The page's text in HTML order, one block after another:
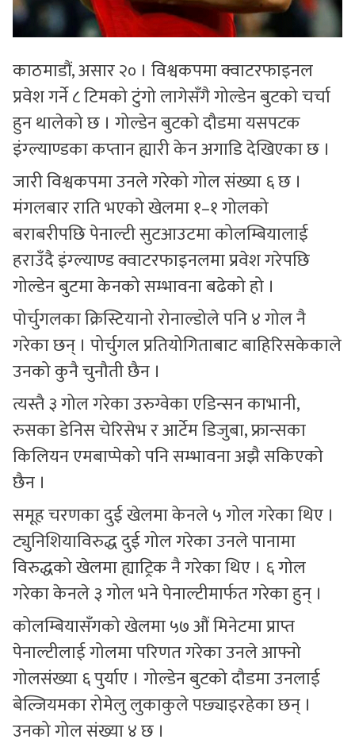
काठमाडौं, असार २० । विश्वकपमा क्वाटरफाइनल
प्रवेश गर्ने ८ टिमको टुंगो लागेसँगै गोल्डेन बुटको चर्चा
हुन थालेको छ । गोल्डेन बुटको दौडमा यसपटक
इंग्ल्याण्डका कप्तान ह्यारी केन अगाडि देखिएका छ ।
जारी विश्वकपमा उनले गरेको गोल संख्या ६ छ ।
मंगलबार राति भएको खेलमा १–१ गोलको
बराबरीपछि पेनाल्टी सुटआउटमा कोलम्बियालाई
हराउँदै इंग्ल्याण्ड क्वाटरफाइनलमा प्रवेश गरेपछि
गोल्डेन बुटमा केनको सम्भावना बढेको हो ।
पोर्चुगलका क्रिस्टियानो रोनाल्डोले पनि ४ गोल नै
गरेका छन् । पोर्चुगल प्रतियोगिताबाट बाहिरिसकेकाले
उनको कुनै चुनौती छैन ।
त्यस्तै ३ गोल गरेका उरुग्वेका एडिन्सन काभानी,
रुसका डेनिस चेरिसेभ र आर्टेम डिजुबा, फ्रान्सका
किलियन एमबाप्पेको पनि सम्भावना अझै सकिएको
छैन ।
समूह चरणका दुई खेलमा केनले ५ गोल गरेका थिए ।
ट्युनिशियाविरुद्ध दुई गोल गरेका उनले पानामा
विरुद्धको खेलमा ह्याट्रिक नै गरेका थिए । ६ गोल
गरेका केनले ३ गोल भने पेनाल्टीमार्फत गरेका हुन् ।
कोलम्बियासँगको खेलमा ५७ औं मिनेटमा प्राप्त
पेनाल्टीलाई गोलमा परिणत गरेका उनले आफ्नो
गोलसंख्या ६ पुर्याए । गोल्डेन बुटको दौडमा उनलाई
बेल्जियमका रोमेलु लुकाकुले पछ्याइरहेका छन् ।
उनको गोल संख्या ४ छ ।